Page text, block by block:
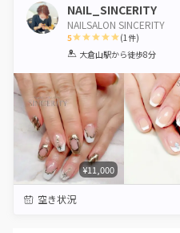
NAIL_SINCERITY
NAILSALON SINCERITY
5
1 2 3 4 5
(1件)
大倉山駅から徒歩8分
¥11,000
空き状況